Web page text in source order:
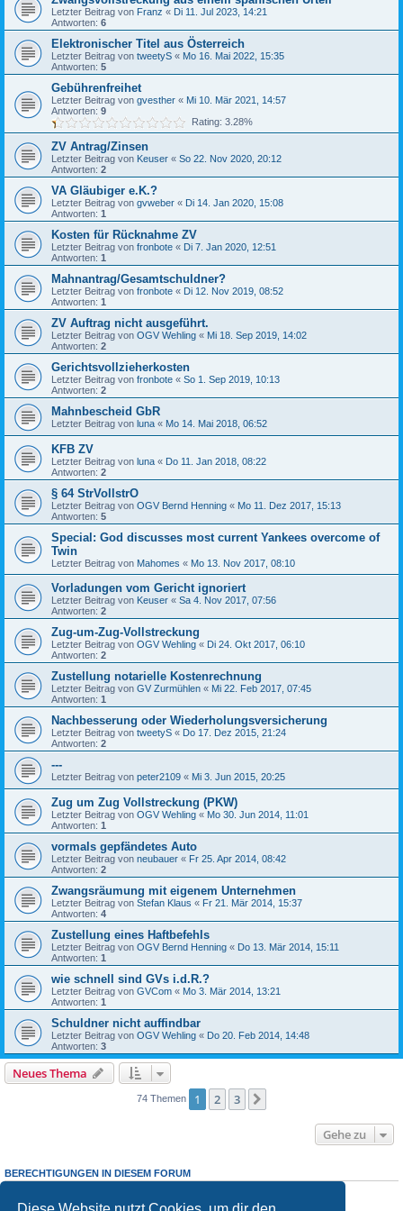
Letzter Beitrag von Franz « Di 11. Jul 2023, 14:21
Antworten: 6
Elektronischer Titel aus Österreich
Letzter Beitrag von tweetyS « Mo 16. Mai 2022, 15:35
Antworten: 5
Gebührenfreihet
Letzter Beitrag von gvesther « Mi 10. Mär 2021, 14:57
Antworten: 9
Rating: 3.28%
ZV Antrag/Zinsen
Letzter Beitrag von Keuser « So 22. Nov 2020, 20:12
Antworten: 2
VA Gläubiger e.K.?
Letzter Beitrag von gvweber « Di 14. Jan 2020, 15:08
Antworten: 1
Kosten für Rücknahme ZV
Letzter Beitrag von fronbote « Di 7. Jan 2020, 12:51
Antworten: 1
Mahnantrag/Gesamtschuldner?
Letzter Beitrag von fronbote « Di 12. Nov 2019, 08:52
Antworten: 1
ZV Auftrag nicht ausgeführt.
Letzter Beitrag von OGV Wehling « Mi 18. Sep 2019, 14:02
Antworten: 2
Gerichtsvollzieherkosten
Letzter Beitrag von fronbote « So 1. Sep 2019, 10:13
Antworten: 2
Mahnbescheid GbR
Letzter Beitrag von luna « Mo 14. Mai 2018, 06:52
KFB ZV
Letzter Beitrag von luna « Do 11. Jan 2018, 08:22
Antworten: 2
§ 64 StrVollstrO
Letzter Beitrag von OGV Bernd Henning « Mo 11. Dez 2017, 15:13
Antworten: 5
Special: God discusses most current Yankees overcome of
Twin
Letzter Beitrag von Mahomes « Mo 13. Nov 2017, 08:10
Vorladungen vom Gericht ignoriert
Letzter Beitrag von Keuser « Sa 4. Nov 2017, 07:56
Antworten: 2
Zug-um-Zug-Vollstreckung
Letzter Beitrag von OGV Wehling « Di 24. Okt 2017, 06:10
Antworten: 2
Zustellung notarielle Kostenrechnung
Letzter Beitrag von GV Zurmühlen « Mi 22. Feb 2017, 07:45
Antworten: 1
Nachbesserung oder Wiederholungsversicherung
Letzter Beitrag von tweetyS « Do 17. Dez 2015, 21:24
Antworten: 2
---
Letzter Beitrag von peter2109 « Mi 3. Jun 2015, 20:25
Zug um Zug Vollstreckung (PKW)
Letzter Beitrag von OGV Wehling « Mo 30. Jun 2014, 11:01
Antworten: 1
vormals gepfändetes Auto
Letzter Beitrag von neubauer « Fr 25. Apr 2014, 08:42
Antworten: 2
Zwangsräumung mit eigenem Unternehmen
Letzter Beitrag von Stefan Klaus « Fr 21. Mär 2014, 15:37
Antworten: 4
Zustellung eines Haftbefehls
Letzter Beitrag von OGV Bernd Henning « Do 13. Mär 2014, 15:11
Antworten: 1
wie schnell sind GVs i.d.R.?
Letzter Beitrag von GVCom « Mo 3. Mär 2014, 13:21
Antworten: 1
Schuldner nicht auffindbar
Letzter Beitrag von OGV Wehling « Do 20. Feb 2014, 14:48
Antworten: 3
Neues Thema
74 Themen 1 2 3
Gehe zu
BERECHTIGUNGEN IN DIESEM FORUM
Du darfst
keine Antworten zu Themen in diesem Forum erstellen.